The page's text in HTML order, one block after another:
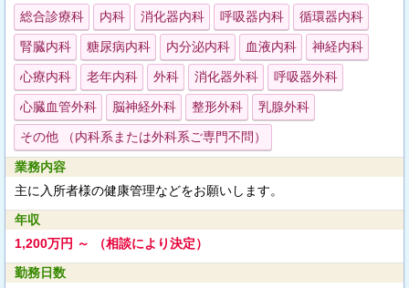
総合診療科
内科 消化器内科 呼吸器内科 循環器内科
腎臓内科 糖尿病内科 内分泌内科 血液内科 神経内科
心療内科 老年内科 外科 消化器外科 呼吸器外科
心臓血管外科 脳神経外科 整形外科 乳腺外科
その他 （内科系または外科系ご専門不問）
業務内容
主に入所者様の健康管理などをお願いします。
年収
1,200万円 ～ （相談により決定）
勤務日数